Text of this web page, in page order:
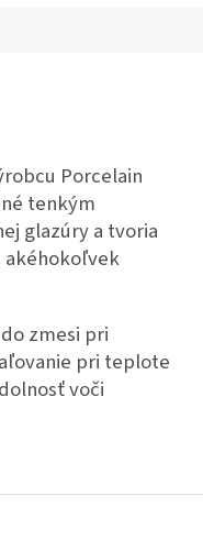
Porcelain
tenkým
glazúry a tvoria
zmesi pri
pri teplote
voči